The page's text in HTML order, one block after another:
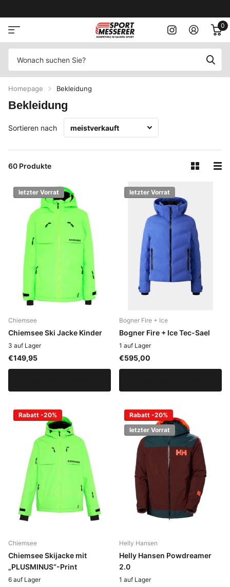
0
Homepage Bekleidung
Bekleidung
60 Produkte
Sortieren nach
letzter Vorrat
Chiemsee
Chiemsee Ski Jacke Kinder
3 auf Lager
€149,95
letzter Vorrat
Bogner Fire + Ice
Bogner Fire + Ice Tec-Sael
1 auf Lager
€595,00
Rabatt -20%
Chiemsee
Chiemsee Skijacke mit
„PLUSMINUS“-Print
6 auf Lager
Rabatt -20%
letzter Vorrat
Helly Hansen
Helly Hansen Powdreamer
2.0
1 auf Lager